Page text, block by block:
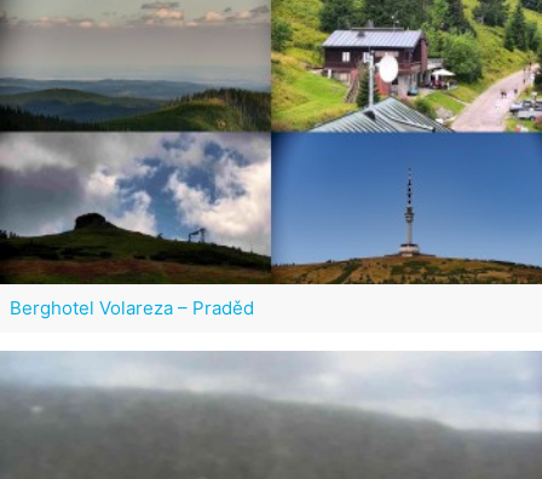
Berghotel Volareza – Praděd